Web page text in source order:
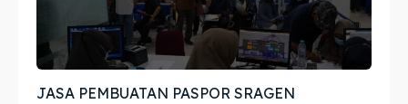
Penerjemah
Asuransi
Penerjemah
Asuransi
JASA PEMBUATAN PASPOR SRAGEN